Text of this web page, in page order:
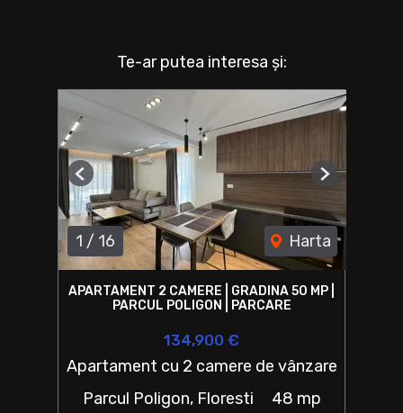
Te-ar putea interesa și:
1 / 16 Harta
Previous Next
APARTAMENT 2 CAMERE | GRADINA 50 MP |
PARCUL POLIGON | PARCARE
134,900 €
Apartament cu 2 camere de vânzare
Parcul Poligon, Floresti
48 mp